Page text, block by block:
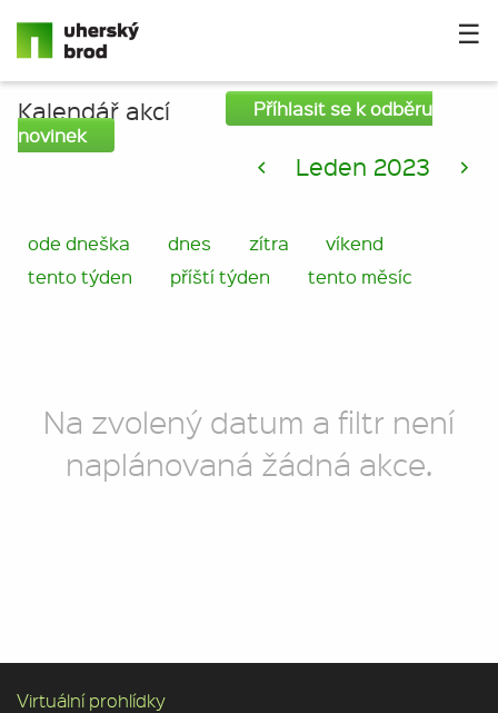
☰
Kalendář akcí
Příhlasit se k odběru
novinek
< Leden 2023 >
ode dneška dnes zítra
víkend
tento týden
příští týden tento měsíc
Na zvolený datum a filtr není
naplánovaná žádná akce.
Virtuální prohlídky